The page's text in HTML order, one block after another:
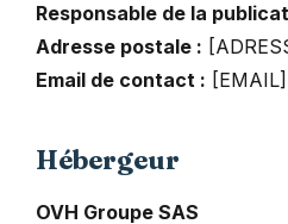
Responsable de la
Adresse postale :
Email de contact : [EMAIL]
Hébergeur
OVH Groupe SAS